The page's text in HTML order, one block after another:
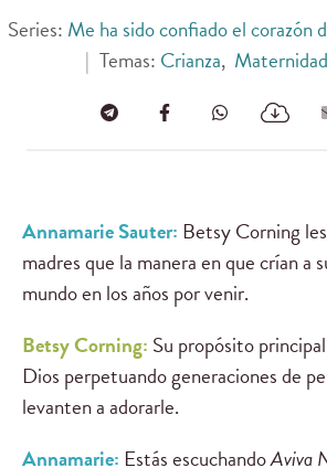
Series: Me ha sido confiado el corazón
| Temas: Crianza, Maternidad
Annamarie Sauter: Betsy Corning
madres que la manera en que crían a
mundo en los años por venir.
Betsy Corning: Su propósito
Dios perpetuando generaciones de
levanten a adorarle.
Annamarie: Estás escuchandoAviva